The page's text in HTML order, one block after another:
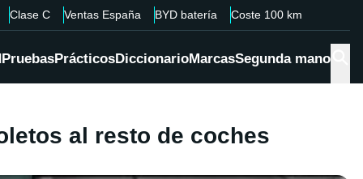
Clase C Ventas España BYD batería Coste 100 km
PruebasPrácticosDiccionarioMarcasSegunda mano
al resto de coches